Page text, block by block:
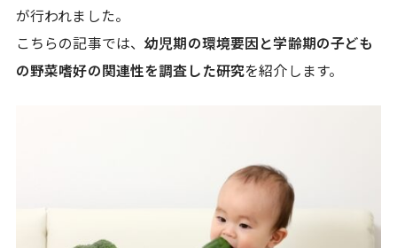
が行われました。
こちらの記事では、幼児期の環境要因と学齢期の子ども
の野菜嗜好の関連性を調査した研究を紹介します。